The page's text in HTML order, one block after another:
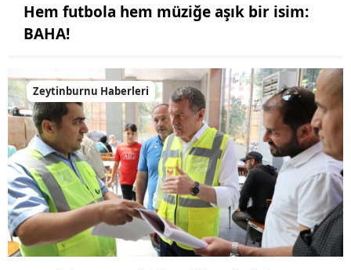
Hem futbola hem müziğe aşık bir isim:
BAHA!
Zeytinburnu Haberleri